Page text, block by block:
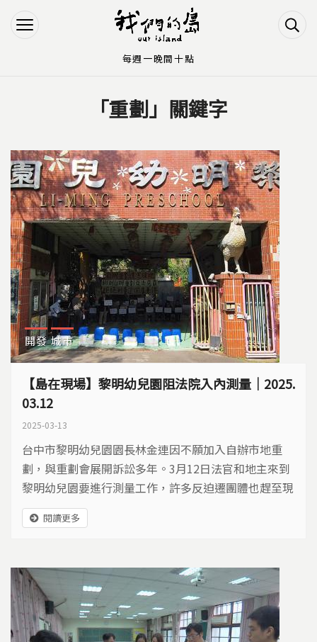
Jump to Navigation
Jump to Main content
「重劃」關鍵字
開發 城市
【島在現場】黎明幼兒園阻法院入內測量｜2025.
03.12
2025-03-13
台中市黎明幼兒園園長林金連因不願加入自辦市地重
劃，與重劃會展開訴訟多年。3月12日法官和地主來到
黎明幼兒園要進行測量工作，許多反迫遷團體也趕至現
場聲援抗爭。
閱讀更多
每週一晚間十點